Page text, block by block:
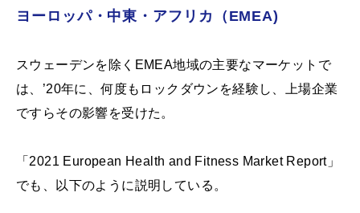
ヨーロッパ・中東・アフリカ（EMEA)
スウェーデンを除くEMEA地域の主要なマーケットで
は、’20年に、何度もロックダウンを経験し、上場企業
ですらその影響を受けた。
「2021 European Health and Fitness Market Report」
でも、以下のように説明している。